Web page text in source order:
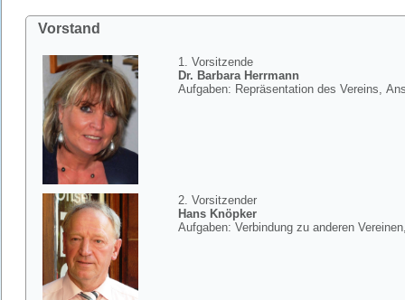
Vorstand
1. Vorsitzende
Dr. Barbara Herrmann
Aufgaben: Repräsentation des Vereins,
2. Vorsitzender
Hans Knöpker
Aufgaben: Verbindung zu anderen